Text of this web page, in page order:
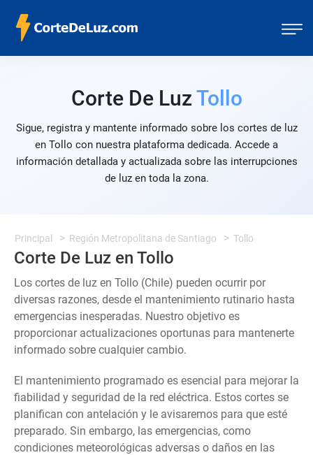
Corte De Luz Tollo
Sigue, registra y mantente informado sobre los cortes de luz
en Tollo con nuestra plataforma dedicada. Accede a
información detallada y actualizada sobre las interrupciones
de luz en toda la zona.
Principal Región Metropolitana de Santiago Tollo
Corte De Luz en Tollo
Los cortes de luz en Tollo (Chile) pueden ocurrir por
diversas razones, desde el mantenimiento rutinario hasta
emergencias inesperadas. Nuestro objetivo es
proporcionar actualizaciones oportunas para mantenerte
informado sobre cualquier cambio.
El mantenimiento programado es esencial para mejorar la
fiabilidad y seguridad de la red eléctrica. Estos cortes se
planifican con antelación y le avisaremos para que esté
preparado. Sin embargo, las emergencias, como
condiciones meteorológicas adversas o daños en las